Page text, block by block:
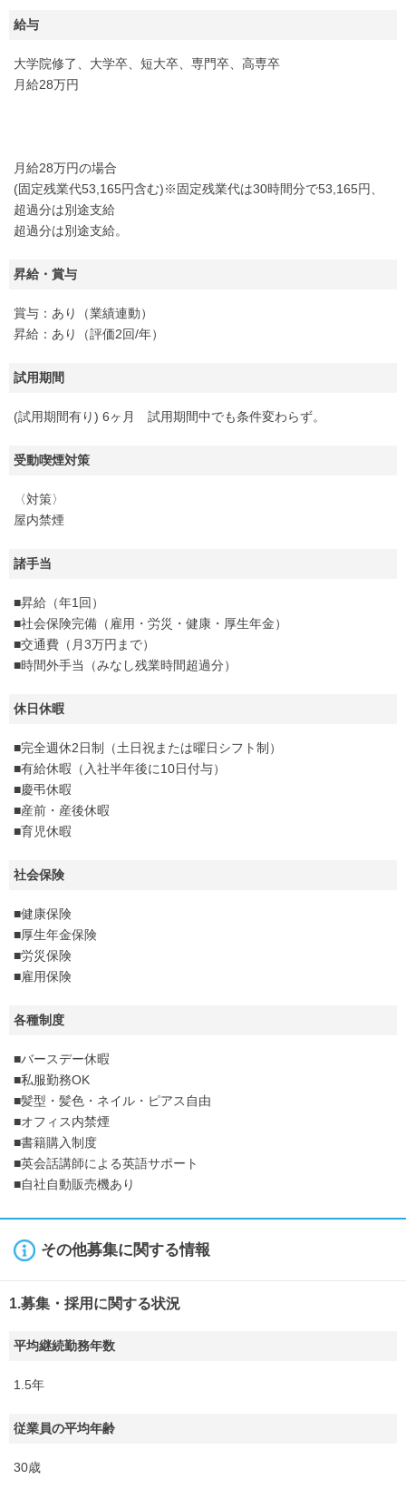
給与
大学院修了、大学卒、短大卒、専門卒、高専卒
月給28万円
月給28万円の場合
(固定残業代53,165円含む)※固定残業代は30時間分で53,165円、
超過分は別途支給
超過分は別途支給。
昇給・賞与
賞与：あり（業績連動）
昇給：あり（評価2回/年）
試用期間
(試用期間有り) 6ヶ月 試用期間中でも条件変わらず。
受動喫煙対策
〈対策〉
屋内禁煙
諸手当
■昇給（年1回）
■社会保険完備（雇用・労災・健康・厚生年金）
■交通費（月3万円まで）
■時間外手当（みなし残業時間超過分）
休日休暇
■完全週休2日制（土日祝または曜日シフト制）
■有給休暇（入社半年後に10日付与）
■慶弔休暇
■産前・産後休暇
■育児休暇
社会保険
■健康保険
■厚生年金保険
■労災保険
■雇用保険
各種制度
■バースデー休暇
■私服勤務OK
■髪型・髪色・ネイル・ピアス自由
■オフィス内禁煙
■書籍購入制度
■英会話講師による英語サポート
■自社自動販売機あり
その他募集に関する情報
1.募集・採用に関する状況
平均継続勤務年数
1.5年
従業員の平均年齢
30歳